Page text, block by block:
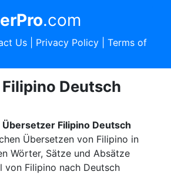
.com
Us| Privacy Policy| Terms of
Deutsch
Übersetzer Filipino Deutsch
Übersetzen von Filipino in
Wörter, Sätze und Absätze
von Filipino nach Deutsch